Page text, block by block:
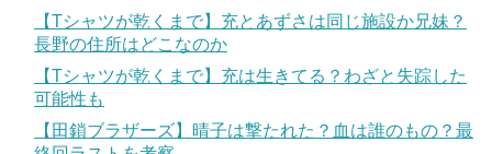
【Tシャツが乾くまで】充とあずさは同じ施設か兄妹？
長野の住所はどこなのか
【Tシャツが乾くまで】充は生きてる？わざと失踪した
可能性も
【田鎖ブラザーズ】晴子は撃たれた？血は誰のもの？最